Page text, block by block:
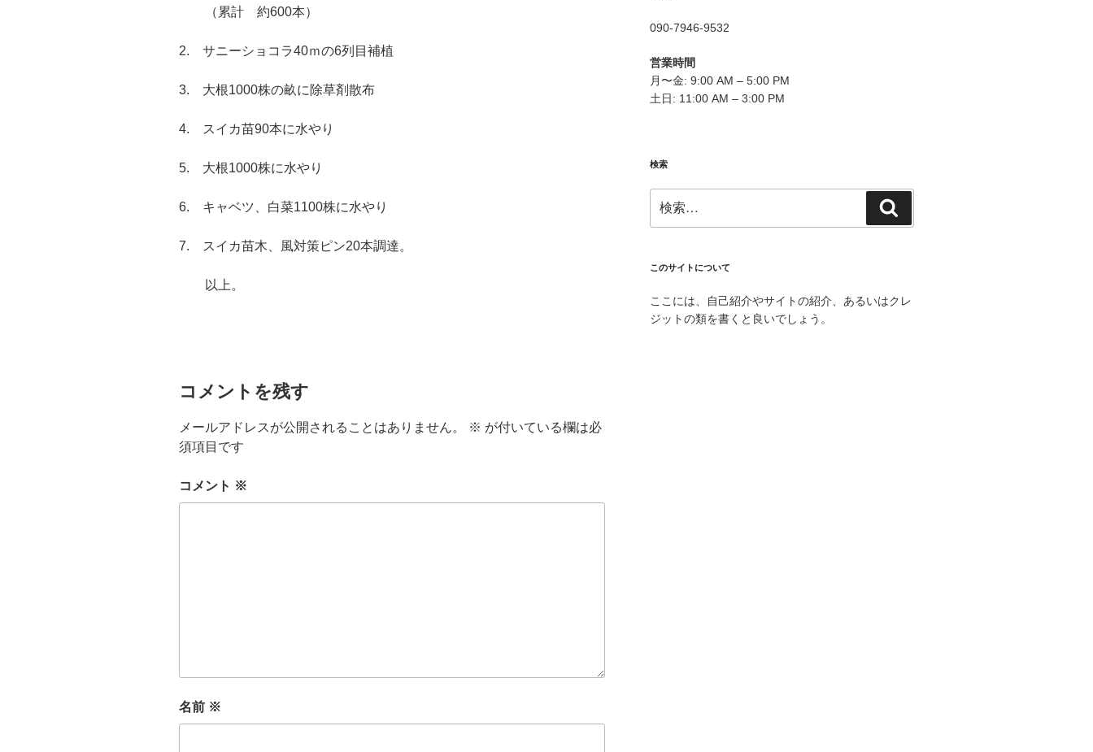
（累計 約600本）
2. サニーショコラ40ｍの6列目補植
3. 大根1000株の畝に除草剤散布
4. スイカ苗90本に水やり
5. 大根1000株に水やり
6. キャベツ、白菜1100株に水やり
7. スイカ苗木、風対策ピン20本調達。
以上。
コメントを残す
メールアドレスが公開されることはありません。 ※ が付いている欄は必
須項目です
コメント ※
名前 ※
090-7946-9532
営業時間
月〜金: 9:00 AM – 5:00 PM
土日: 11:00 AM – 3:00 PM
検索
索:
索
このサイトについて
ここには、自己紹介やサイトの紹介、あるいはクレ
ジットの類を書くと良いでしょう。